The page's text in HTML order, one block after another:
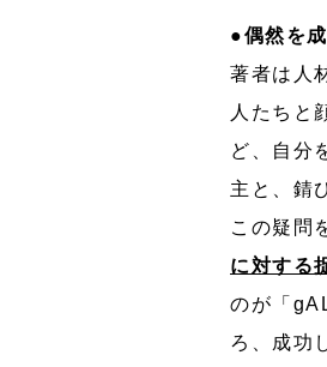
●偶然を
著者は人
人たちと
ど、自分
主と、錆
この疑問
に対する
のが「
ろ、成功